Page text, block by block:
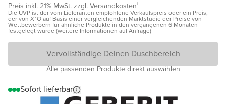
Preis inkl. 21% MwSt. zzgl. Versandkosten¹
Die UVP ist der vom Lieferanten empfohlene Verkaufspreis oder ein Preis,
der von X²O auf Basis einer vergleichenden Marktstudie der Preise von
Wettbewerbern für ähnliche Produkte in den vergangenen 6 Monaten
festgelegt wurde (weitere Informationen auf Anfrage)
Vervollständige Deinen Duschbereich
Alle passenden Produkte direkt auswählen
Sofort lieferbar